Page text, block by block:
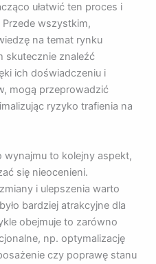
ułatwić ten proces i
wszystkim,
na temat rynku
skutecznie znaleźć
ich doświadczeniu i
mogą przeprowadzić
ryzyko trafienia na
wynajmu to kolejny aspekt,
się nieocenieni.
i ulepszenia warto
bardziej atrakcyjne dla
obejmuje to zarówno
np. optymalizację
czy poprawę stanu